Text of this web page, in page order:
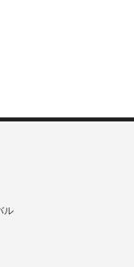
ル